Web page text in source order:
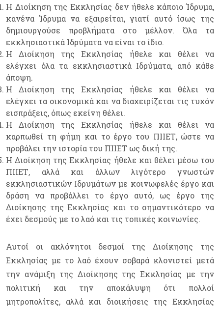
Η Διοίκηση της Εκκλησίας δεν ήθελε κάποιο Ίδρυμα,
κανένα Ίδρυμα να εξαιρείται, γιατί αυτό ίσως της
δημιουργούσε προβλήματα στο μέλλον. Όλα τα
εκκλησιαστικά Ιδρύματα να είναι το ίδιο.
Η Διοίκηση της Εκκλησίας ήθελε και θέλει να
ελέγχει όλα τα εκκλησιαστικά Ιδρύματα, από κάθε
άποψη.
Η Διοίκηση της Εκκλησίας ήθελε και θέλει να
ελέγχει τα οικονομικά και να διαχειρίζεται τις τυχόν
εισπράξεις, όπως εκείνη θέλει.
Η Διοίκηση της Εκκλησίας ήθελε και θέλει να
καρπωθεί τη φήμη και το έργο του ΠΙΙΕΤ, ώστε να
προβάλει την ιστορία του ΠΙΙΕΤ ως δική της.
Η Διοίκηση της Εκκλησίας ήθελε και θέλει μέσω του
ΠΙΙΕΤ, αλλά και άλλων λιγότερο γνωστών
εκκλησιαστικών Ιδρυμάτων με κοινωφελές έργο και
δράση να προβάλλει το έργο αυτό, ως έργο της
Διοίκησης της Εκκλησίας και το σημαντικότερο να
έχει δεσμούς με το λαό και τις τοπικές κοινωνίες.
Αυτοί οι ακλόνητοι δεσμοί της Διοίκησης της
Εκκλησίας με το λαό έχουν σοβαρά κλονιστεί μετά
την ανάμιξη της Διοίκησης της Εκκλησίας με την
πολιτική και την αποκάλυψη ότι πολλοί
μητροπολίτες, αλλά και διοικήσεις της Εκκλησίας